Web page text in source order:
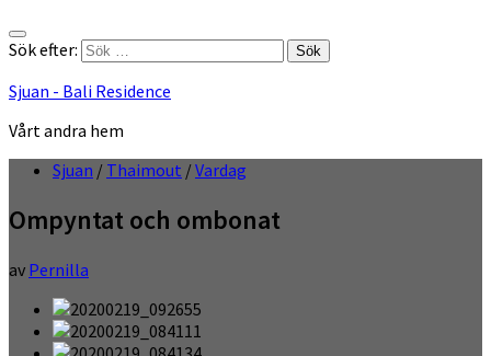
Sök efter:
Sjuan - Bali Residence
Vårt andra hem
Sjuan / Thaimout /Vardag
Ompyntat och ombonat
av Pernilla